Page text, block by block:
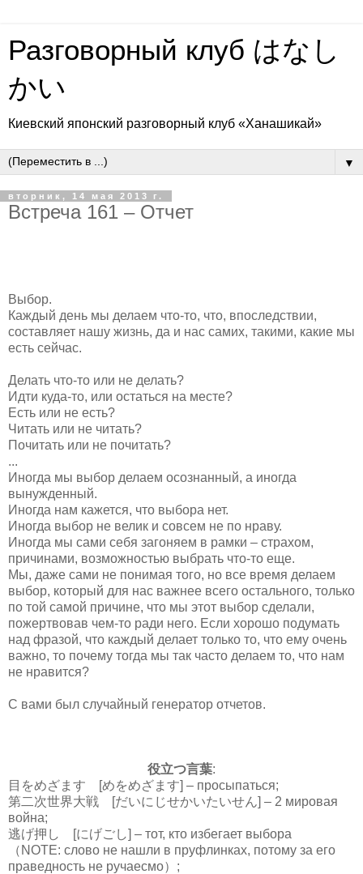
Разговорный клуб はなし
かい
Киевский японский разговорный клуб «Ханашикай»
▼
вторник, 14 мая 2013 г.
Встреча 161 – Отчет
Выбор.
Каждый день мы делаем что-то, что, впоследствии,
составляет нашу жизнь, да и нас самих, такими, какие мы
есть сейчас.
Делать что-то или не делать?
Идти куда-то, или остаться на месте?
Есть или не есть?
Читать или не читать?
Почитать или не почитать?
...
Иногда мы выбор делаем осознанный, а иногда
вынужденный.
Иногда нам кажется, что выбора нет.
Иногда выбор не велик и совсем не по нраву.
Иногда мы сами себя загоняем в рамки – страхом,
причинами, возможностью выбрать что-то еще.
Мы, даже сами не понимая того, но все время делаем
выбор, который для нас важнее всего остального, только
по той самой причине, что мы этот выбор сделали,
пожертвовав чем-то ради него. Если хорошо подумать
над фразой, что каждый делает только то, что ему очень
важно, то почему тогда мы так часто делаем то, что нам
не нравится?
С вами был случайный генератор отчетов.
役立つ言葉:
目をめざます [めをめざます] – просыпаться;
第二次世界大戦 [だいにじせかいたいせん] – 2 мировая
война;
逃げ押し [にげごし] – тот, кто избегает выбора
（NOTE: слово не нашли в пруфлинках, потому за его
праведность не ручаесмо）;